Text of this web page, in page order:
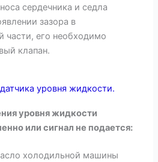
сердечника и седла
зазора в
части, его необходимо
клапан.
уровня жидкости.
уровня жидкости
или сигнал не подается:
холодильной машины